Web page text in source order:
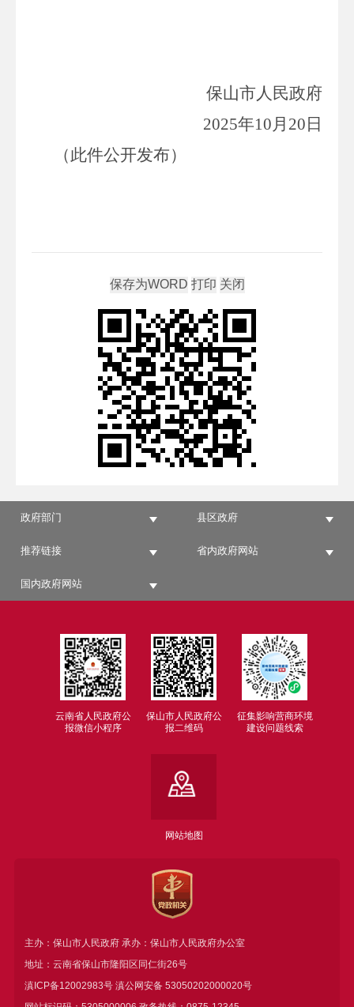
保山市人民政府
2025年10月 20 日
（此件公开发布）
政府部门 县区政府
推荐链接 省内政府网站
国内政府网站
云南省人民政府公
报微信小程序
保山市人民政府公
报二维码
征集影响营商环境
建设问题线索
网站地图
主办：保山市人民政府 承办：保山市人民政府办公室
地址：云南省保山市隆阳区同仁街26号
滇ICP备12002983号滇公网安备 53050202000020号